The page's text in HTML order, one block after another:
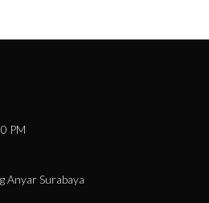
PM
Anyar Surabaya